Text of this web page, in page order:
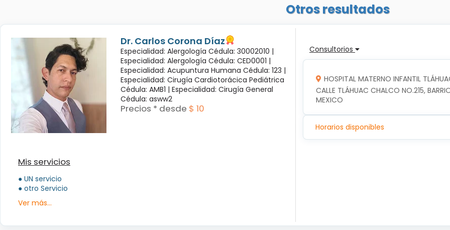
Otros resultados
Dr. Carlos Corona Díaz
Especialidad: Alergología Cédula: 30002010 |
Especialidad: Alergología Cédula: CED0001 |
Especialidad: Acupuntura Humana Cédula: 123 |
Especialidad: Cirugía Cardiotorácica Pediátrica
Cédula: AMB1 | Especialidad: Cirugía General
Cédula: asww2
Precios * desde $ 10
Mis servicios
● UN servicio
● otro Servicio
Ver más...
Consultorios
HOSPITAL MATERNO INFANTIL
CALLE TLÁHUAC CHALCO NO.215,
MEXICO
Horarios disponibles